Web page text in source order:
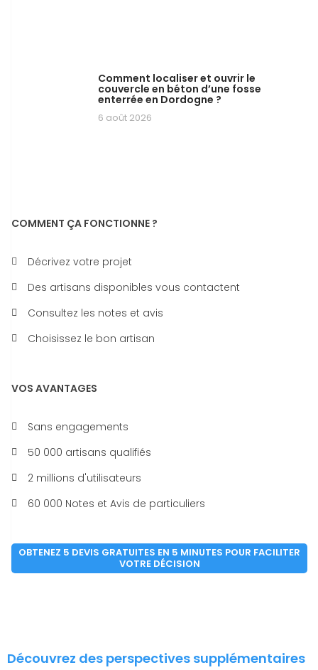
Comment localiser et ouvrir le
couvercle en béton d’une fosse
enterrée en Dordogne ?
6 août 2026
COMMENT ÇA FONCTIONNE ?
Décrivez votre projet
Des artisans disponibles vous contactent
Consultez les notes et avis
Choisissez le bon artisan
VOS AVANTAGES
Sans engagements
50 000 artisans qualifiés
2 millions d'utilisateurs
60 000 Notes et Avis de particuliers
OBTENEZ 5 DEVIS GRATUITES EN 5 MINUTES POUR FACILITER
VOTRE DÉCISION
Découvrez des perspectives supplémentaires